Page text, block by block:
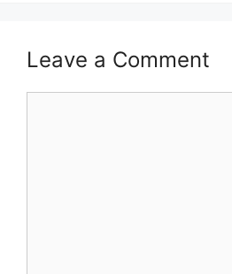
Leave a Comment